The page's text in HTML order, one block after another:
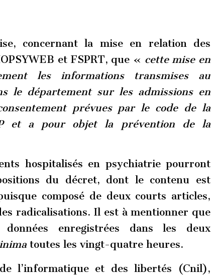
concernant la mise en relation des
et FSPRT, que « cette mise en
les informations transmises au
le département sur les admissions en
prévues par le code de la
et a pour objet la prévention de la
hospitalisés en psychiatrie pourront
du décret, dont le contenu est
composé de deux courts articles,
radicalisations. Il est à mentionner que
enregistrées dans les deux
toutes les vingt-quatre heures.
l’informatique et des libertés (Cnil),